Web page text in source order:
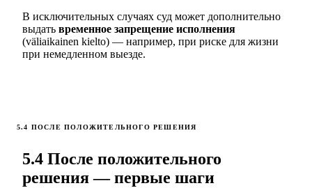
В исключительных случаях суд может дополнительно
выдать временное запрещение исполнения
(väliaikainen kielto) — например, при риске для жизни
при немедленном выезде.
5.4 ПОСЛЕ ПОЛОЖИТЕЛЬНОГО РЕШЕНИЯ
5.4 После положительного
решения — первые шаги